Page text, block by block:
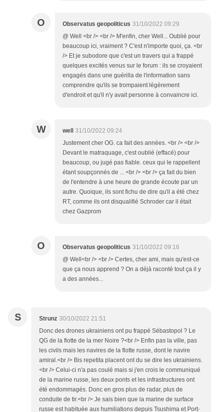
O Observatus geopoliticus 31/10/2022 09:29
@ Well <br /> <br /> M'enfin, cher Well... Oublié pour
beaucoup ici, vraiment ? C'est n'importe quoi, ça. <br
/> Et je subodore que c'est un travers qui a frappé
quelques excités venus sur le forum : ils se croyaient
engagés dans une guérilla de l'information sans
comprendre qu'ils se trompaient légèrement
d'endroit et qu'il n'y avait personne à convaincre ici.
W well 31/10/2022 09:24
Justement cher OG. ca fait des années. <br /> <br />
Devant le matraquage, c'est oublié (effacé) pour
beaucoup, ou jugé pas fiable. ceux qui le rappellent
étant soupçonnés de ... <br /> <br /> ça fait du bien
de l'entendre à une heure de grande écoute par un
autre. Quoique, ils sont fichu de dire qu'il a été chez
RT, comme ils ont disqualifié Schroder car il était
chez Gazprom
O Observatus geopoliticus 31/10/2022 09:16
@ Well<br /> <br /> Certes, cher ami, mais qu'est-ce
que ça nous apprend ? On a déjà raconté tout ça il y
a des années...
S Strunz 30/10/2022 21:51
Donc des drones ukrainiens ont pu frappé Sébastopol ? Le
QG de la flotte de la mer Noire ?<br /> Enfin pas la ville, pas
les civils mais les navires de la flotte russe, dont le navire
amiral.<br /> Bis repetita placent ont du se dire les ukrainiens.
<br /> Celui-ci n'a pas coulé mais si j'en crois le communiqué
de la marine russe, les deux ponts et les infrastructures ont
été endommagés. Donc en gros plus de radar, plus de
conduite de tir.<br /> Je sais bien que la marine de surface
russe est habituée aux humiliations depuis Tsushima et Port-